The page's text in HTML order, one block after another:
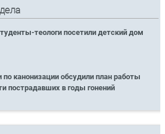
теологи посетили детский дом
канонизации обсудили план работы
пострадавших в годы гонений